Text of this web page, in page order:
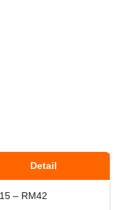
Detail
– RM42